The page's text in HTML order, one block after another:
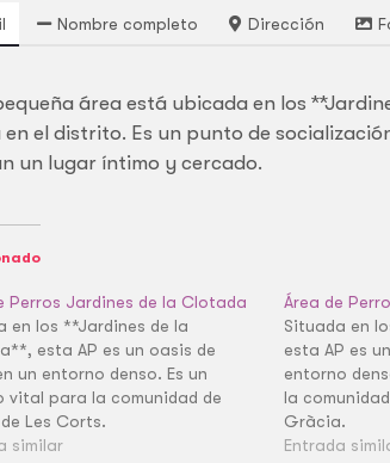
Nombre completo Dirección
área está ubicada en los
en el distrito. Es un punto de
un lugar íntimo y cercado.
Perros Jardines de la Clotada
en los **Jardines de la
esta AP es un oasis de
un entorno denso. Es un
vital para la comunidad de
Les Corts.
similar
Área de
Situada en
esta AP es
entorno
la
Gràcia.
Entrada